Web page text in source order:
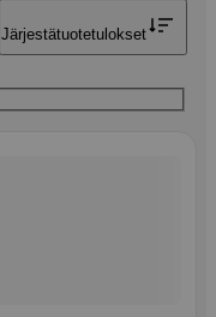
Järjestätuotetulokset